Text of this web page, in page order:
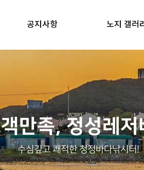
공지사항 노지 갤러리
만족, 정성레저
수심깊고 쾌적한 청정바다낚시터!